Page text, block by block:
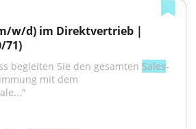
w/d) im Direktvertrieb |
71)
begleiten Sie den gesamten Sales-
mit dem